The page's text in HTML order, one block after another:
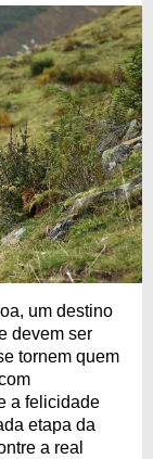
um destino
devem ser
tornem quem
a felicidade
etapa da
a real